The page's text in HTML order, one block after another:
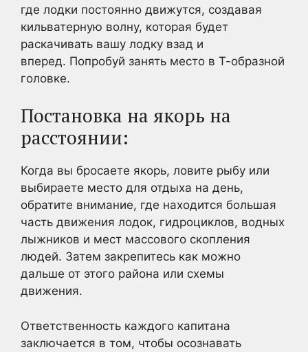
где лодки постоянно движутся, создавая
кильватерную волну, которая будет
раскачивать вашу лодку взад и
вперед. Попробуй занять место в Т-образной
головке.
Постановка на якорь на
расстоянии:
Когда вы бросаете якорь, ловите рыбу или
выбираете место для отдыха на день,
обратите внимание, где находится большая
часть движения лодок, гидроциклов, водных
лыжников и мест массового скопления
людей. Затем закрепитесь как можно
дальше от этого района или схемы
движения.
Ответственность каждого капитана
заключается в том, чтобы осознавать